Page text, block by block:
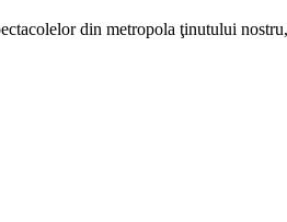
din metropola ţinutului